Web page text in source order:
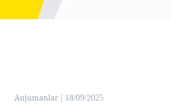
Anjumanlar | 18/09/2025